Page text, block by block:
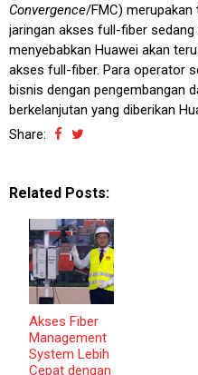
Convergence/FMC) merupakan
jaringan akses full-fiber
menyebabkan Huawei akan
akses full-fiber. Para operator
bisnis dengan pengembangan
berkelanjutan yang diberikan
Share:
Related Posts:
Akses Fiber
Management
System Lebih
Cepat dengan